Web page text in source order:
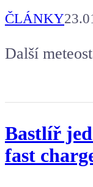
ČLÁNKY
Další
Bastlíř
fast